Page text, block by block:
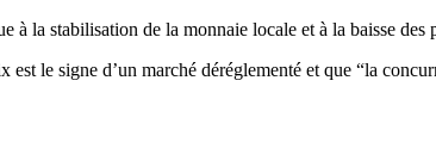
la stabilisation de la monnaie locale et à la baisse des
le signe d’un marché déréglementé et que “la